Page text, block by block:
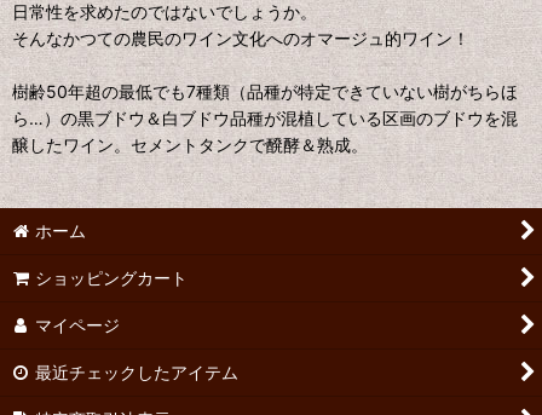
日常性を求めたのではないでしょうか。
そんなかつての農民のワイン文化へのオマージュ的ワイン！
樹齢50年超の最低でも7種類（品種が特定できていない樹がちらほ
ら…）の黒ブドウ＆白ブドウ品種が混植している区画のブドウを混
醸したワイン。セメントタンクで醗酵＆熟成。
ホーム
ショッピングカート
マイページ
最近チェックしたアイテム